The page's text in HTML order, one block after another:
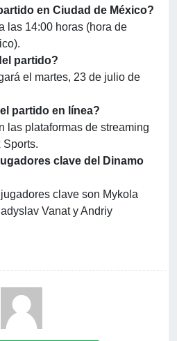
en Ciudad de México?
las 14:00 horas (hora de
partido?
el martes, 23 de julio de
partido en línea?
las plataformas de streaming
Sports.
clave del Dinamo
clave son Mykola
Vanat y Andriy